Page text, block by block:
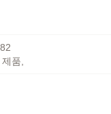
품